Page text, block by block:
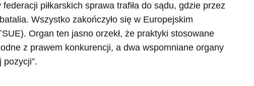
piłkarskich sprawa trafiła do sądu, gdzie przez
Wszystko zakończyło się w Europejskim
Organ ten jasno orzekł, że praktyki stosowane
z prawem konkurencji, a dwa wspomniane organy
pozycji”.